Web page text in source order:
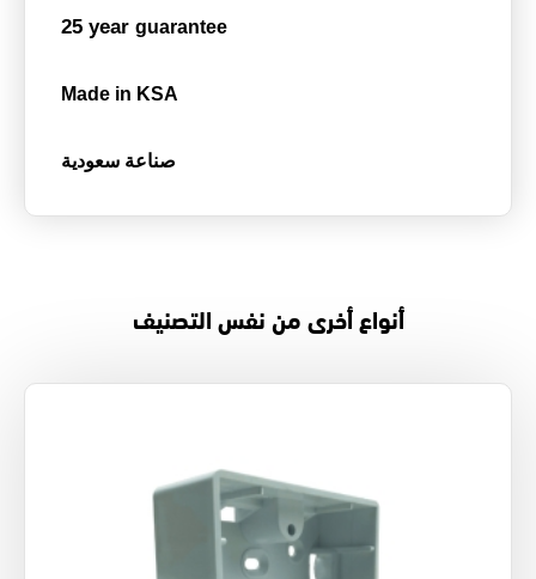
25 year guarantee
Made in KSA
صناعة سعودية
أنواع أخرى من نفس التصنيف